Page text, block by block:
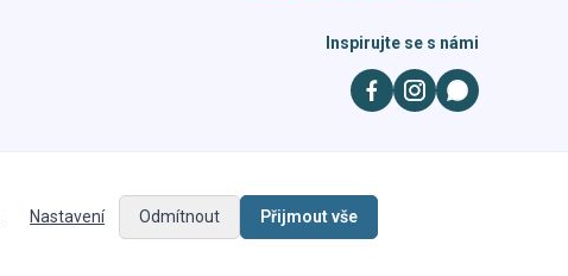
Inspirujte se s námi
Nastavení Odmítnout Přijmout vše